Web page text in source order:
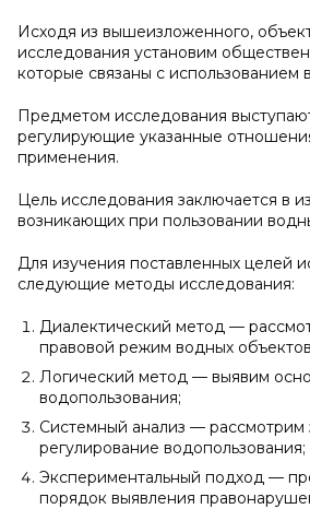
Исходя из вышеизложенного,
исследования установим
которые связаны с использованием
Предметом исследования
регулирующие указанные
применения.
Цель исследования заключается в
возникающих при пользовании
Для изучения поставленных целей
следующие методы исследования:
Диалектический метод —
правовой режим водных
Логический метод — выявим
водопользования;
Системный анализ — рассмотрим
регулирование водопользования;
Экспериментальный подход —
порядок выявления